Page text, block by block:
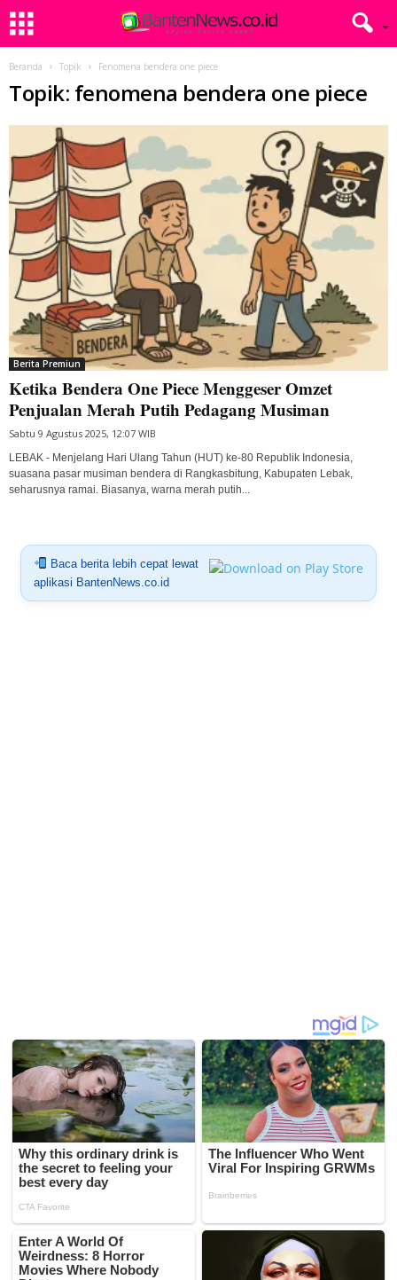
Beranda Topik Fenomena bendera one piece
Topik: fenomena bendera one piece
Berita Premiun
Ketika Bendera One Piece Menggeser Omzet
Penjualan Merah Putih Pedagang Musiman
Sabtu 9 Agustus 2025, 12:07 WIB
LEBAK - Menjelang Hari Ulang Tahun (HUT) ke-80 Republik Indonesia,
suasana pasar musiman bendera di Rangkasbitung, Kabupaten Lebak,
seharusnya ramai. Biasanya, warna merah putih...
Baca berita lebih cepat lewat
aplikasi BantenNews.co.id